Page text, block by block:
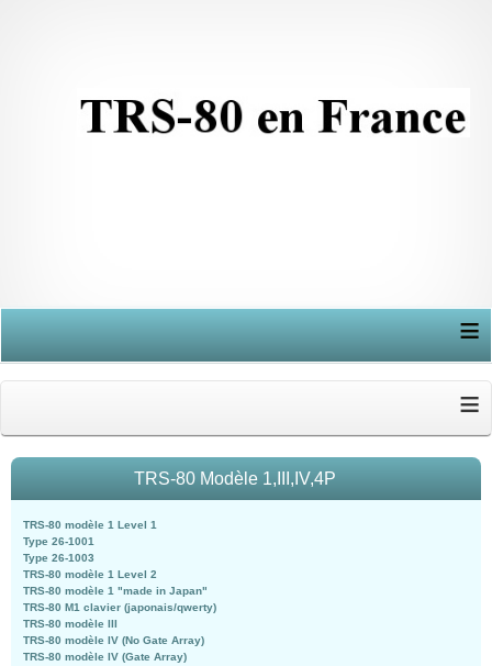
≡
≡
TRS-80 Modèle 1,III,IV,4P
TRS-80 modèle 1 Level 1
Type 26-1001
Type 26-1003
TRS-80 modèle 1 Level 2
TRS-80 modèle 1 "made in Japan"
TRS-80 M1 clavier (japonais/qwerty)
TRS-80 modèle III
TRS-80 modèle IV (No Gate Array)
TRS-80 modèle IV (Gate Array)